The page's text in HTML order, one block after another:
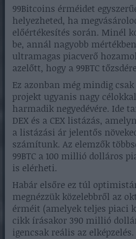
99Bitcoins érméidet
helyezheted, ha
előértékesítés során. Minél
be, annál nagyobb
ultramagas piacverő
azelőtt, hogy a 99BTC
Ez azonban még mindig
projekt ugyanis nagy
harmadik negyedévére. Ide
DEX és a CEX listázás,
a listázási ár jelentős
számítunk. Az elemzők
99BTC a 100 millió dolláros
is elérheti.
Habár elsőre ez túl
megnézzük közelebbről az
érméit (amelyek teljes piaci
cikk írásakor 390 millió
igencsak reális az elképzelés.